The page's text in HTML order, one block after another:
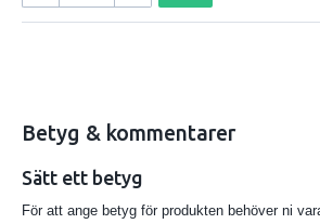
Betyg & kommentarer
Sätt ett betyg
För att ange betyg för produkten behöver ni